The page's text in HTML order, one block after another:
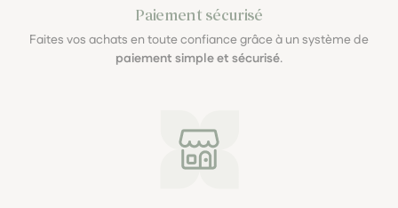
Paiement sécurisé
Faites vos achats en toute confiance grâce à un système de
paiement simple et sécurisé.